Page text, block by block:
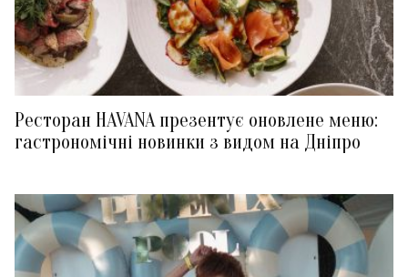
Ресторан HAVANA презентує оновлене меню:
гастрономічні новинки з видом на Дніпро